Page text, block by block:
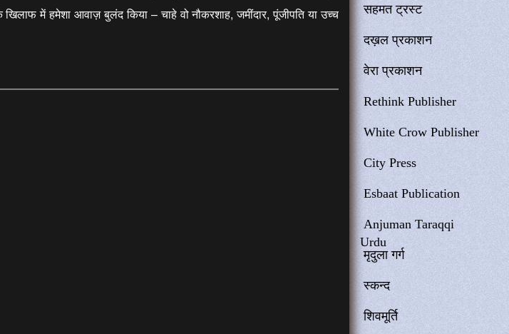
में हमेशा आवाज़ बुलंद किया – चाहे वो नौकरशाह, जमींदार, पूंजीपति या उच्च
सहमत ट्रस्ट
दख़ल प्रकाशन
वेरा प्रकाशन
Rethink Publisher
White Crow Publisher
City Press
Esbaat Publication
Anjuman Taraqqi
Urdu
मृदुला गर्ग
स्कन्द
शिवमूर्ति